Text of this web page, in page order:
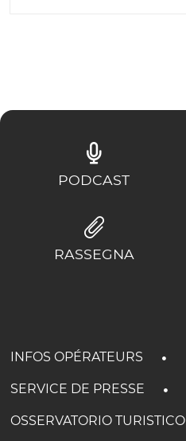
PODCAST
RASSEGNA
INFOS OPÉRATEURS
SERVICE DE PRESSE
OSSERVATORIO TURISTICO